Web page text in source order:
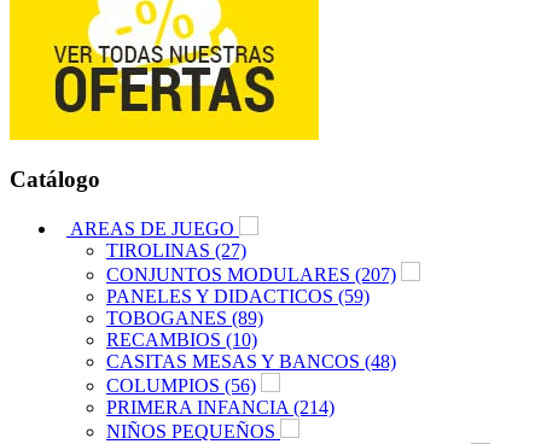
Catálogo
AREAS DE JUEGO
TIROLINAS (27)
CONJUNTOS MODULARES (207)
PANELES Y DIDACTICOS (59)
TOBOGANES (89)
RECAMBIOS (10)
CASITAS MESAS Y BANCOS (48)
COLUMPIOS (56)
PRIMERA INFANCIA (214)
NIÑOS PEQUEÑOS